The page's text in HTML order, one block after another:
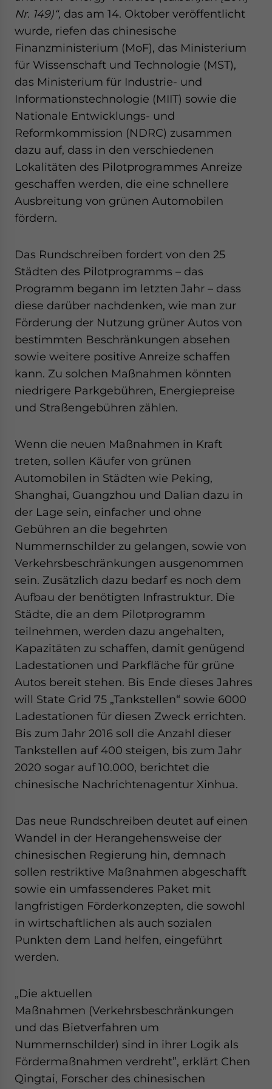
Nr. 149)“, das am 14. Oktober veröffentlicht
wurde, riefen das chinesische
Finanzministerium (MoF), das Ministerium
für Wissenschaft und Technologie (MST),
das Ministerium für Industrie- und
Informationstechnologie (MIIT) sowie die
Nationale Entwicklungs- und
Reformkommission (NDRC) zusammen
dazu auf, dass in den verschiedenen
Lokalitäten des Pilotprogrammes Anreize
geschaffen werden, die eine schnellere
Ausbreitung von grünen Automobilen
fördern.
Das Rundschreiben fordert von den 25
Städten des Pilotprogramms – das
Programm begann im letzten Jahr – dass
diese darüber nachdenken, wie man zur
Förderung der Nutzung grüner Autos von
bestimmten Beschränkungen absehen
sowie weitere positive Anreize schaffen
kann. Zu solchen Maßnahmen könnten
niedrigere Parkgebühren, Energiepreise
und Straßengebühren zählen.
Wenn die neuen Maßnahmen in Kraft
treten, sollen Käufer von grünen
Automobilen in Städten wie Peking,
Shanghai, Guangzhou und Dalian dazu in
der Lage sein, einfacher und ohne
Gebühren an die begehrten
Nummernschilder zu gelangen, sowie von
Verkehrsbeschränkungen ausgenommen
sein. Zusätzlich dazu bedarf es noch dem
Aufbau der benötigten Infrastruktur. Die
Städte, die an dem Pilotprogramm
teilnehmen, werden dazu angehalten,
Kapazitäten zu schaffen, damit genügend
Ladestationen und Parkfläche für grüne
Autos bereit stehen. Bis Ende dieses Jahres
will State Grid 75 „Tankstellen“ sowie 6000
Ladestationen für diesen Zweck errichten.
Bis zum Jahr 2016 soll die Anzahl dieser
Tankstellen auf 400 steigen, bis zum Jahr
2020 sogar auf 10.000, berichtet die
chinesische Nachrichtenagentur Xinhua.
Das neue Rundschreiben deutet auf einen
Wandel in der Herangehensweise der
chinesischen Regierung hin, demnach
sollen restriktive Maßnahmen abgeschafft
sowie ein umfassenderes Paket mit
langfristigen Förderkonzepten, die sowohl
in wirtschaftlichen als auch sozialen
Punkten dem Land helfen, eingeführt
werden.
„Die aktuellen
Maßnahmen (Verkehrsbeschränkungen
und das Bietverfahren um
Nummernschilder) sind in ihrer Logik als
Fördermaßnahmen verdreht”, erklärt Chen
Qingtai, Forscher des chinesischen
website. Please send me business news and updates
for Asia!
- case sensitive